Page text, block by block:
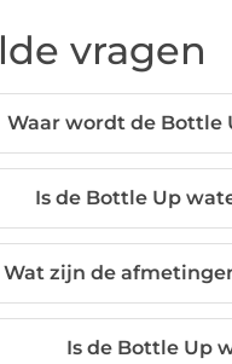
vragen
Waar wordt de Bottle
Is de Bottle Up
Wat zijn de
Is de Bottle Up